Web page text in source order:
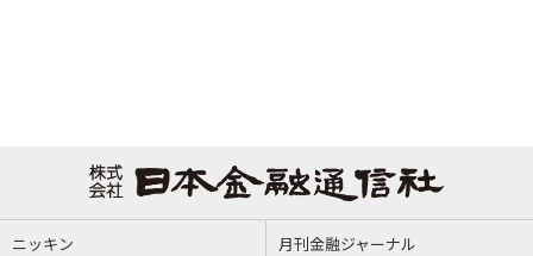
ニッキン 月刊金融ジャーナル